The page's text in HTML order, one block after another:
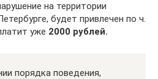
на территории
будет привлечен по ч.
уже 2000 рублей.
порядка поведения,